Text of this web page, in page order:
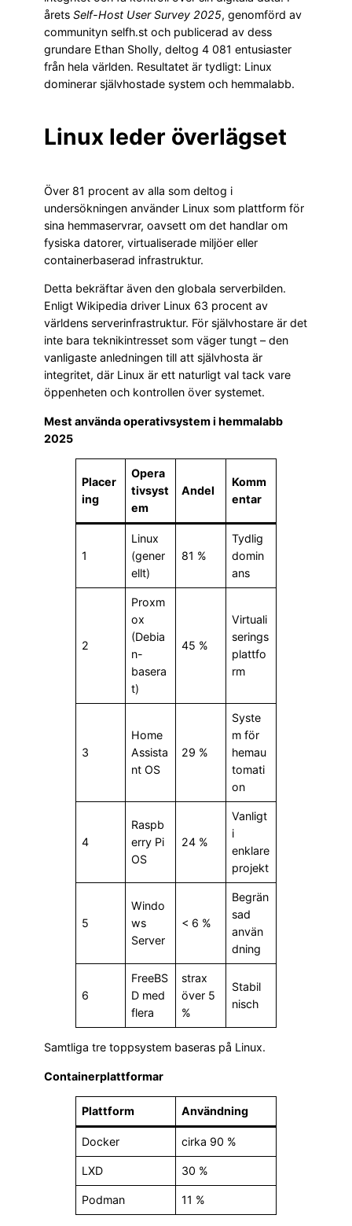
årets Self-Host User Survey 2025, genomförd av
communityn selfh.st och publicerad av dess
grundare Ethan Sholly, deltog 4 081 entusiaster
från hela världen. Resultatet är tydligt: Linux
dominerar självhostade system och hemmalabb.
Linux leder överlägset
Över 81 procent av alla som deltog i
undersökningen använder Linux som plattform för
sina hemmaservrar, oavsett om det handlar om
fysiska datorer, virtualiserade miljöer eller
containerbaserad infrastruktur.
Detta bekräftar även den globala serverbilden.
Enligt Wikipedia driver Linux 63 procent av
världens serverinfrastruktur. För självhostare är det
inte bara teknikintresset som väger tungt – den
vanligaste anledningen till att självhosta är
integritet, där Linux är ett naturligt val tack vare
öppenheten och kontrollen över systemet.
Mest använda operativsystem i hemmalabb
2025
Placer
ing
Opera
tivsyst
em
Andel
Komm
entar
1
Linux
(gener
ellt)
81 %
Tydlig
domin
ans
2
Proxm
ox
(Debia
n-
basera
t)
45 %
Virtuali
serings
plattfo
rm
3
Home
Assista
nt OS
29 %
Syste
m för
hemau
tomati
on
4
Raspb
erry Pi
OS
24 %
Vanligt
i
enklare
projekt
5
Windo
ws
Server
< 6 %
Begrän
sad
använ
dning
6
FreeBS
D med
flera
strax
över 5
%
Stabil
nisch
Samtliga tre toppsystem baseras på Linux.
Containerplattformar
Plattform Användning
Docker cirka 90 %
LXD 30 %
Podman 11 %